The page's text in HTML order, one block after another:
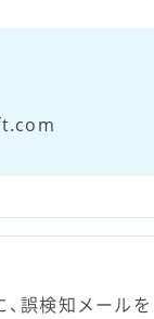
誤検知メール